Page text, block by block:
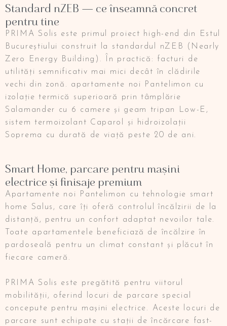
Standard nZEB — ce înseamnă concret
pentru tine
PRIMA Solis este primul proiect high-end din Estul
Bucureștiului construit la standardul nZEB (Nearly
Zero Energy Building). În practică: facturi de
utilități semnificativ mai mici decât în clădirile
vechi din zonă. apartamente noi Pantelimon cu
izolație termică superioară prin tâmplărie
Salamander cu 6 camere și geam tripan Low-E,
sistem termoizolant Caparol și hidroizolații
Soprema cu durată de viață peste 20 de ani.
Smart Home, parcare pentru mașini
electrice și finisaje premium
Apartamente noi Pantelimon cu tehnologie smart
home Salus, care îți oferă controlul încălzirii de la
distanță, pentru un confort adaptat nevoilor tale.
Toate apartamentele beneficiază de încălzire în
pardoseală pentru un climat constant și plăcut în
fiecare cameră.
PRIMA Solis este pregătită pentru viitorul
mobilității, oferind locuri de parcare special
concepute pentru mașini electrice. Aceste locuri de
parcare sunt echipate cu stații de încărcare fast-